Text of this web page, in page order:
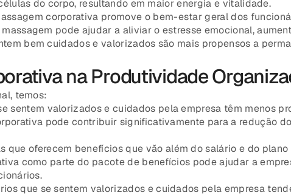
do corpo, resultando em maior energia e vitalidade.
corporativa promove o bem-estar geral dos
pode ajudar a aliviar o estresse emocional,
bem cuidados e valorizados são mais propensos a
na Produtividade
temos:
sentem valorizados e cuidados pela empresa têm menos
pode contribuir significativamente para a redução
que oferecem benefícios que vão além do salário e do
como parte do pacote de benefícios pode ajudar a
que se sentem valorizados e cuidados pela empresa